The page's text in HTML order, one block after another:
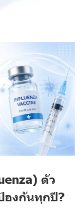
ตัว
องกันทุกปี?